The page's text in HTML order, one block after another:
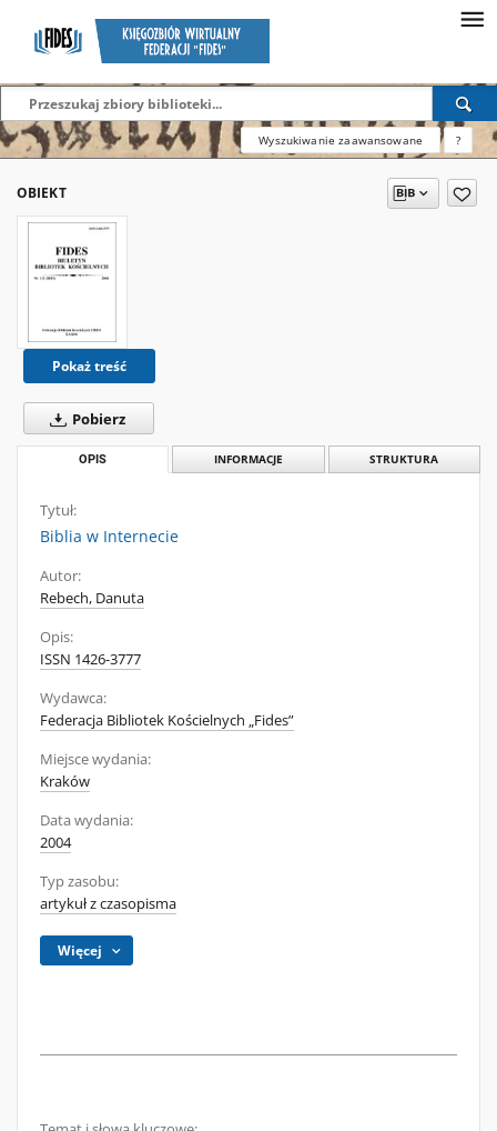
Wyszukiwanie zaawansowane ?
OBIEKT
Pokaż treść
Pobierz
OPIS INFORMACJE STRUKTURA
Tytuł:
Biblia w Internecie
Autor:
Rebech, Danuta
Opis:
ISSN 1426-3777
Wydawca:
Federacja Bibliotek Kościelnych „Fides”
Miejsce wydania:
Kraków
Data wydania:
2004
Typ zasobu:
artykuł z czasopisma
Więcej